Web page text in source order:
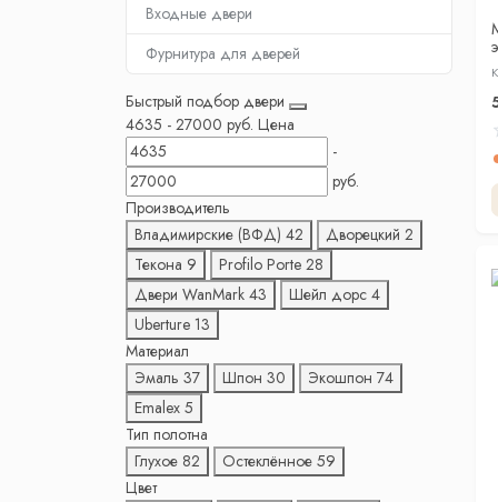
Входные двери
Фурнитура для дверей
Быстрый подбор двери
4635 - 27000 руб. Цена
-
руб.
Производитель
Владимирские (ВФД) 42 Дворецкий 2
Текона 9 Profilo Porte 28
Двери WanMark 43 Шейл дорс 4
Uberture 13
Материал
Эмаль 37 Шпон 30 Экошпон 74
Emalex 5
Тип полотна
Глухое 82 Остеклённое 59
Цвет